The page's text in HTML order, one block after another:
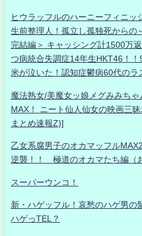
ヒウラッフルのハーニーフィニッ
生前整理人！孤立し孤独死からの
完結編＞ キャッシング計1500万
つ病統合失調症14年生HKT46！
米が泣いた！認知症鬱病60代のラ
魔法熟女/美魔女ッ娘メグみみち
MAX！ ニート仙人仙女の映画三
まとめ速報Z)]
乙女系腐男子のオカマッフル
逆襲！！ 極道のオカマたち編（
スーパーウンコ！
新・ハゲッフル！哀愁のハゲ男の
ハゲっTEL？